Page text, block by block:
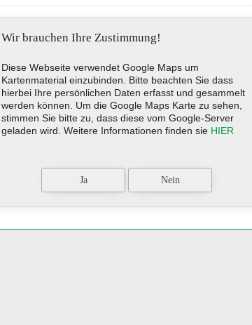
Wir brauchen Ihre Zustimmung!
Diese Webseite verwendet Google Maps um
Kartenmaterial einzubinden. Bitte beachten Sie dass
hierbei Ihre persönlichen Daten erfasst und gesammelt
werden können. Um die Google Maps Karte zu sehen,
stimmen Sie bitte zu, dass diese vom Google-Server
geladen wird. Weitere Informationen finden sie HIER